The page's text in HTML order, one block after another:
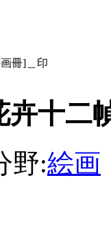
冊]＿印
卉十二
野:絵画